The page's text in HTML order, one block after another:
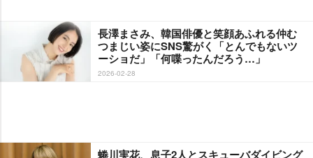
長澤まさみ、韓国俳優と笑顔あふれる仲む
つまじい姿にSNS驚がく「とんでもないツ
ーショだ」「何喋ったんだろう…」
2026-02-28
蜷川実花、息子2人とスキューバダイビング